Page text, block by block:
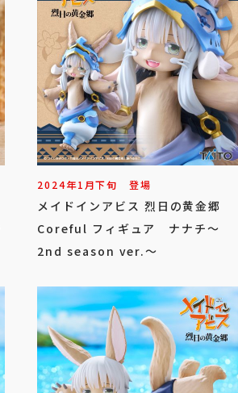
2024年1月下旬 登場
メイドインアビス 烈日の黄金郷
Coreful フィギュア ナナチ～
2nd season ver.～